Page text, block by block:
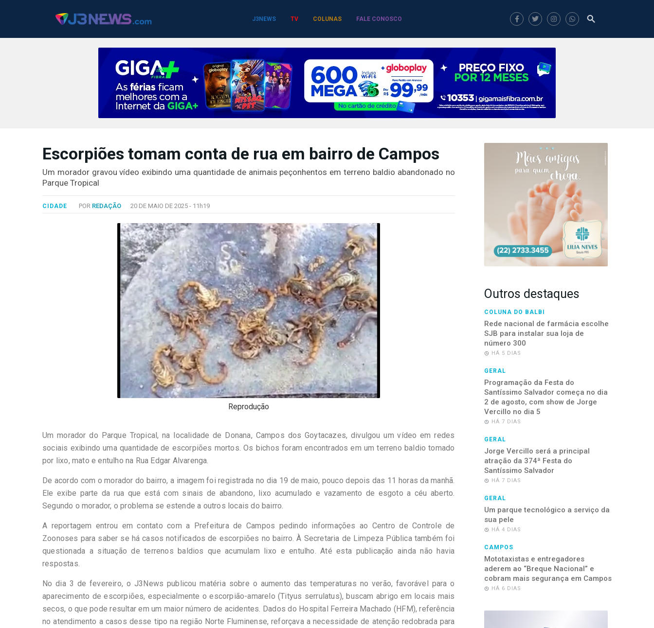
J3NEWS TV COLUNAS FALE CONOSCO
Escorpiões tomam conta de rua em bairro de Campos
Um morador gravou vídeo exibindo uma quantidade de animais peçonhentos em terreno baldio abandonado no
Parque Tropical
CIDADE POR REDAÇÃO 20 DE MAIO DE 2025 - 11h19
Reprodução
Um morador do Parque Tropical, na localidade de Donana, Campos dos Goytacazes, divulgou um vídeo em redes
sociais exibindo uma quantidade de escorpiões mortos. Os bichos foram encontrados em um terreno baldio tomado
por lixo, mato e entulho na Rua Edgar Alvarenga.
De acordo com o morador do bairro, a imagem foi registrada no dia 19 de maio, pouco depois das 11 horas da manhã.
Ele exibe parte da rua que está com sinais de abandono, lixo acumulado e vazamento de esgoto a céu aberto.
Segundo o morador, o problema se estende a outros locais do bairro.
A reportagem entrou em contato com a Prefeitura de Campos pedindo informações ao Centro de Controle de
Zoonoses para saber se há casos notificados de escorpiões no bairro. À Secretaria de Limpeza Pública também foi
questionada a situação de terrenos baldios que acumulam lixo e entulho. Até esta publicação ainda não havia
respostas.
No dia 3 de fevereiro, o J3News publicou matéria sobre o aumento das temperaturas no verão, favorável para o
aparecimento de escorpiões, especialmente o escorpião-amarelo (Tityus serrulatus), buscam abrigo em locais mais
secos, o que pode resultar em um maior número de acidentes. Dados do Hospital Ferreira Machado (HFM), referência
no atendimento a casos desse tipo na região Norte Fluminense, reforçava a necessidade de atenção redobrada para
Outros destaques
COLUNA DO BALBI
Rede nacional de farmácia escolhe
SJB para instalar sua loja de
número 300
HÁ 5 DIAS
GERAL
Programação da Festa do
Santíssimo Salvador começa no dia
2 de agosto, com show de Jorge
Vercillo no dia 5
HÁ 7 DIAS
GERAL
Jorge Vercillo será a principal
atração da 374ª Festa do
Santíssimo Salvador
HÁ 7 DIAS
GERAL
Um parque tecnológico a serviço da
sua pele
HÁ 4 DIAS
CAMPOS
Mototaxistas e entregadores
aderem ao “Breque Nacional” e
cobram mais segurança em Campos
HÁ 6 DIAS